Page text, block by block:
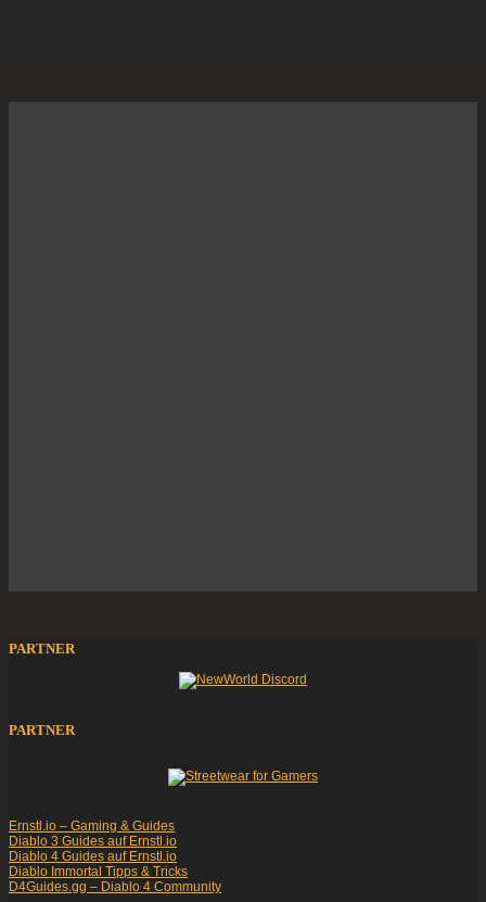
PARTNER
PARTNER
Ernstl.io – Gaming & Guides
Diablo 3 Guides auf Ernstl.io
Diablo 4 Guides auf Ernstl.io
Diablo Immortal Tipps & Tricks
D4Guides.gg – Diablo 4 Community